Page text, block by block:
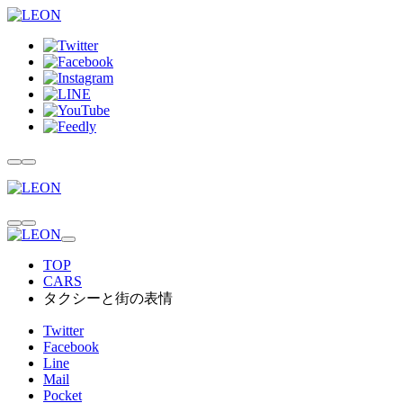
TOP
CARS
タクシーと街の表情
Twitter
Facebook
Line
Mail
Pocket